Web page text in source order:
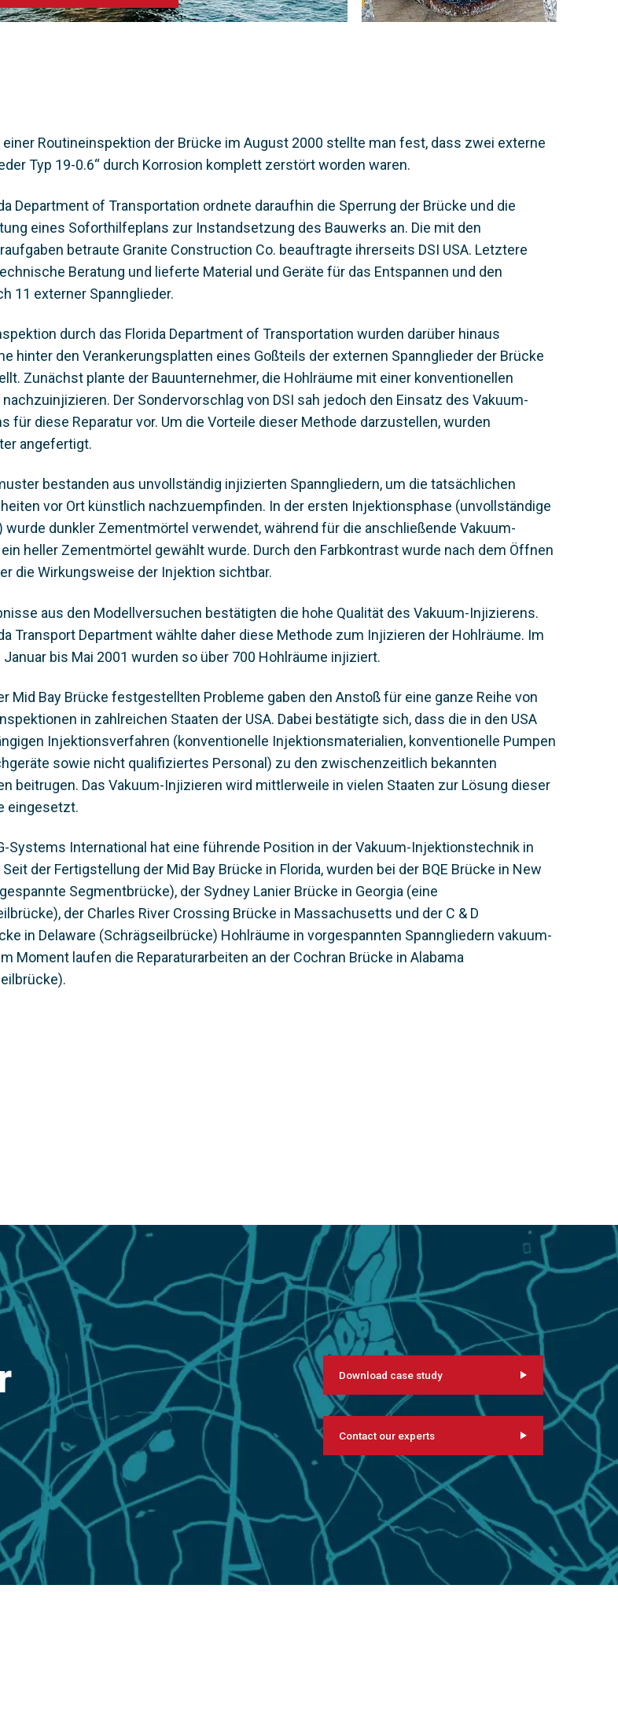
einer Routineinspektion der Brücke im August 2000 stellte man fest, dass zwei externe
Typ 19-0.6“ durch Korrosion komplett zerstört worden waren.
Department of Transportation ordnete daraufhin die Sperrung der Brücke und die
eines Soforthilfeplans zur Instandsetzung des Bauwerks an. Die mit den
betraute Granite Construction Co. beauftragte ihrerseits DSI USA. Letztere
Beratung und lieferte Material und Geräte für das Entspannen und den
11 externer Spannglieder.
durch das Florida Department of Transportation wurden darüber hinaus
hinter den Verankerungsplatten eines Goßteils der externen Spannglieder der Brücke
Zunächst plante der Bauunternehmer, die Hohlräume mit einer konventionellen
Der Sondervorschlag von DSI sah jedoch den Einsatz des Vakuum-
für diese Reparatur vor. Um die Vorteile dieser Methode darzustellen, wurden
angefertigt.
bestanden aus unvollständig injizierten Spanngliedern, um die tatsächlichen
vor Ort künstlich nachzuempfinden. In der ersten Injektionsphase (unvollständige
wurde dunkler Zementmörtel verwendet, während für die anschließende Vakuum-
heller Zementmörtel gewählt wurde. Durch den Farbkontrast wurde nach dem Öffnen
die Wirkungsweise der Injektion sichtbar.
aus den Modellversuchen bestätigten die hohe Qualität des Vakuum-Injizierens.
Transport Department wählte daher diese Methode zum Injizieren der Hohlräume. Im
bis Mai 2001 wurden so über 700 Hohlräume injiziert.
Mid Bay Brücke festgestellten Probleme gaben den Anstoß für eine ganze Reihe von
in zahlreichen Staaten der USA. Dabei bestätigte sich, dass die in den USA
Injektionsverfahren (konventionelle Injektionsmaterialien, konventionelle Pumpen
sowie nicht qualifiziertes Personal) zu den zwischenzeitlich bekannten
beitrugen. Das Vakuum-Injizieren wird mittlerweile in vielen Staaten zur Lösung dieser
eingesetzt.
Systems International hat eine führende Position in der Vakuum-Injektionstechnik in
Seit der Fertigstellung der Mid Bay Brücke in Florida, wurden bei der BQE Brücke in New
Segmentbrücke), der Sydney Lanier Brücke in Georgia (eine
der Charles River Crossing Brücke in Massachusetts und der C & D
in Delaware (Schrägseilbrücke) Hohlräume in vorgespannten Spanngliedern vakuum-
Moment laufen die Reparaturarbeiten an der Cochran Brücke in Alabama
Download case study
Contact our experts